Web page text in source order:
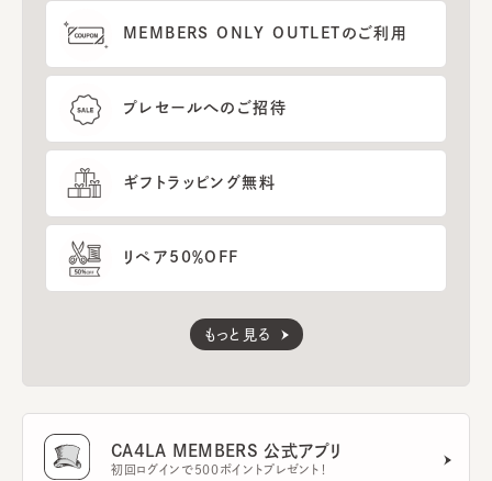
MEMBERS ONLY OUTLETのご利用
プレセールへのご招待
ギフトラッピング無料
リペア50％OFF
もっと見る
CA4LA MEMBERS 公式アプリ
初回ログインで500ポイントプレゼント！